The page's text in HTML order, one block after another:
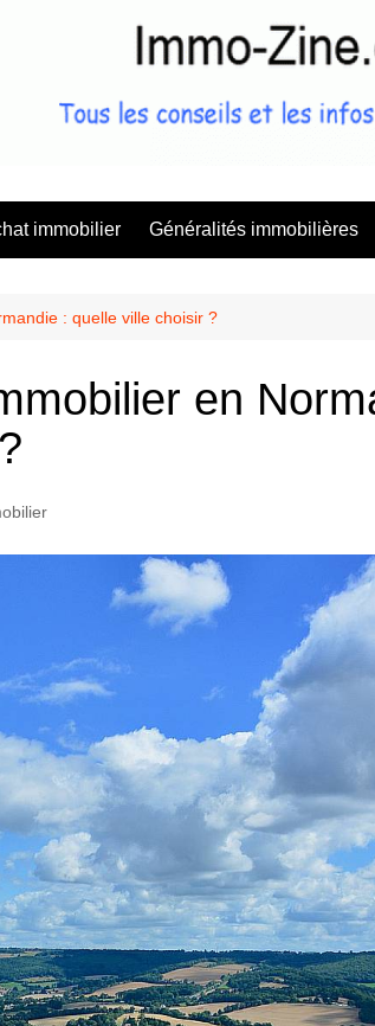
immobilier Généralités immobilières
: quelle ville choisir ?
en